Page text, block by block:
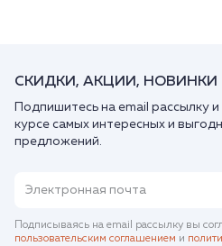
СКИДКИ, АКЦИИ, НОВИНКИ
Подпишитесь на email рассылку и
курсе самых интересных и
предложений.
Подписываясь на email рассылку вы
пользовательским соглашением и